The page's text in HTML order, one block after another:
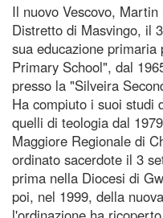
Il nuovo Vescovo,
Distretto di Masvingo, il
sua educazione
Primary School", dal
presso la "Silveira
Ha compiuto i suoi studi
quelli di teologia dal
Maggiore Regionale di
ordinato sacerdote il 3
prima nella Diocesi di
poi, nel 1999, della